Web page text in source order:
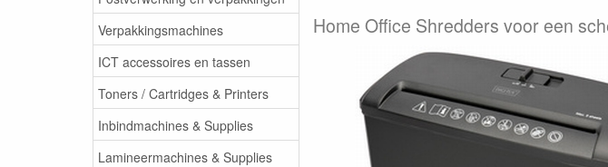
Verpakkingsmachines
ICT accessoires en tassen
Toners / Cartridges & Printers
Inbindmachines & Supplies
Lamineermachines & Supplies
Home Office Shredders voor een